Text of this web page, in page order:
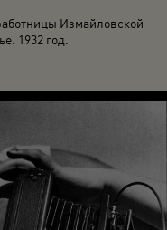
Измайловской
1932 год.